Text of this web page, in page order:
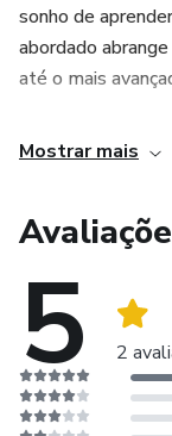
sonho de
abordado
até o mais
Mostrar mais
5 2